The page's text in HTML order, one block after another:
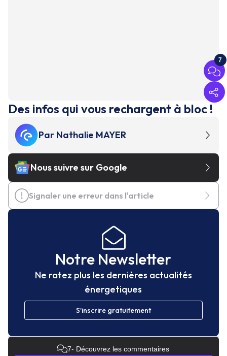
7
Des infos qui vous rechargent à bloc !
Par Nathalie MAYER
Nous suivre sur Google
Signaler une erreur dans l'article
Notre Newsletter
Ne ratez plus les dernières actualités
énergetiques
S'inscrire gratuitement
7- Découvrez les commentaires